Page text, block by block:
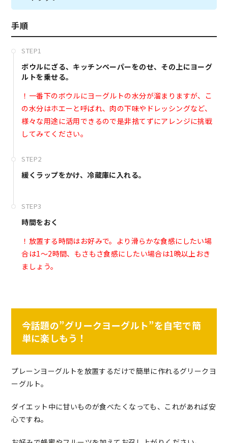
手順
STEP1
ボウルにざる、キッチンペーパーをのせ、その上にヨーグ
ルトを乗せる。
！一番下のボウルにヨーグルトの水分が溜まりますが、こ
の水分はホエーと呼ばれ、肉の下味やドレッシングなど、
様々な用途に活用できるので是非捨てずにアレンジに挑戦
してみてください。
STEP2
緩くラップをかけ、冷蔵庫に入れる。
STEP3
時間をおく
！放置する時間はお好みで。より滑らかな食感にしたい場
合は1〜2時間、もさもさ食感にしたい場合は1晩以上おき
ましょう。
今話題の”グリークヨーグルト”を自宅で簡
単に楽しもう！
プレーンヨーグルトを放置するだけで簡単に作れるグリークヨ
ーグルト。
ダイエット中に甘いものが食べたくなっても、これがあれば安
心ですね。